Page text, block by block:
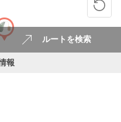
ルートを検索
報